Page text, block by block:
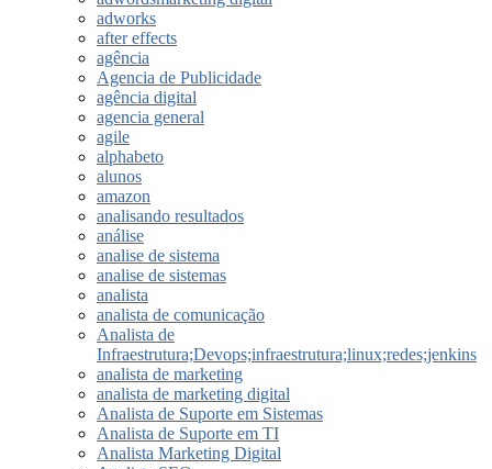
adworks
after effects
agência
Agencia de Publicidade
agência digital
agencia general
agile
alphabeto
alunos
amazon
analisando resultados
análise
analise de sistema
analise de sistemas
analista
analista de comunicação
Analista de
Infraestrutura;Devops;infraestrutura;linux;redes;jenkins
analista de marketing
analista de marketing digital
Analista de Suporte em Sistemas
Analista de Suporte em TI
Analista Marketing Digital